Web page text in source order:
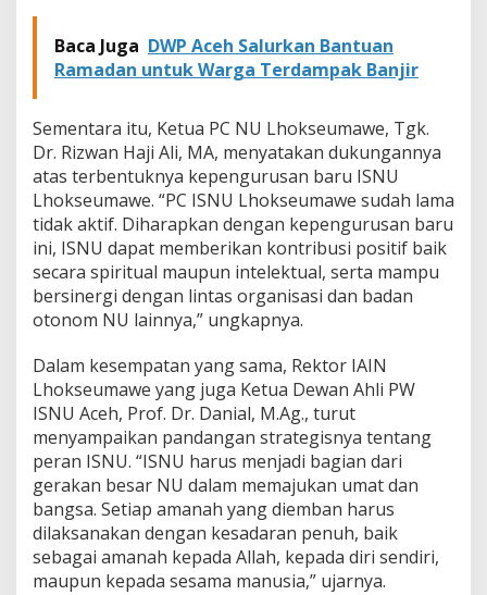
3
0
Baca Juga DWP Aceh Salurkan Bantuan
Ramadan untuk Warga Terdampak Banjir
Sementara itu, Ketua PC NU Lhokseumawe, Tgk.
Dr. Rizwan Haji Ali, MA, menyatakan dukungannya
atas terbentuknya kepengurusan baru ISNU
Lhokseumawe. “PC ISNU Lhokseumawe sudah lama
tidak aktif. Diharapkan dengan kepengurusan baru
ini, ISNU dapat memberikan kontribusi positif baik
secara spiritual maupun intelektual, serta mampu
bersinergi dengan lintas organisasi dan badan
otonom NU lainnya,” ungkapnya.
Dalam kesempatan yang sama, Rektor IAIN
Lhokseumawe yang juga Ketua Dewan Ahli PW
ISNU Aceh, Prof. Dr. Danial, M.Ag., turut
menyampaikan pandangan strategisnya tentang
peran ISNU. “ISNU harus menjadi bagian dari
gerakan besar NU dalam memajukan umat dan
bangsa. Setiap amanah yang diemban harus
dilaksanakan dengan kesadaran penuh, baik
sebagai amanah kepada Allah, kepada diri sendiri,
maupun kepada sesama manusia,” ujarnya.